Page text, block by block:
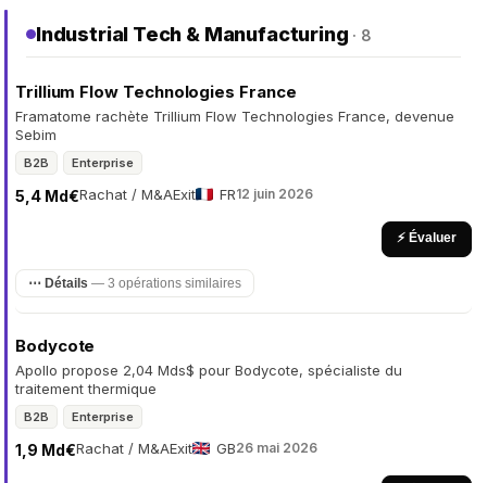
Industrial Tech & Manufacturing · 8
Trillium Flow Technologies France
Framatome rachète Trillium Flow Technologies France, devenue
Sebim
B2B Enterprise
Rachat / M&A
5,4 Md€ Exit FR12 juin 2026
⚡ Évaluer
⋯ Détails — 3 opérations similaires
Bodycote
Apollo propose 2,04 Mds$ pour Bodycote, spécialiste du
traitement thermique
B2B Enterprise
Rachat / M&A
1,9 Md€ Exit GB26 mai 2026